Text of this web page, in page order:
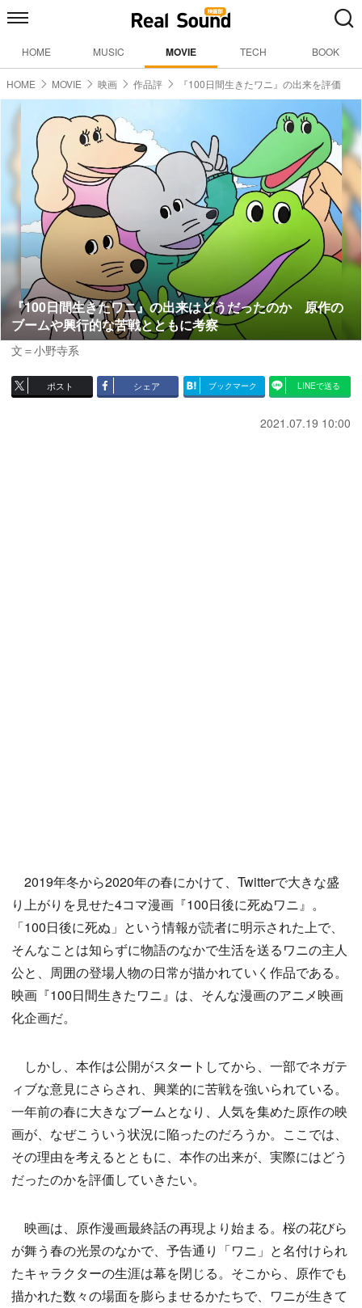
HOME MUSIC MOVIE TECH BOOK
HOME MOVIE 映画 作品評 『100日間生きたワニ』の出来を評価
『100日間生きたワニ』の出来はどうだったのか 原作の
ブームや興行的な苦戦とともに考察
文＝小野寺系
ポスト シェア ブックマーク LINEで送る
2021.07.19 10:00
2019年冬から2020年の春にかけて、Twitterで大きな盛
り上がりを見せた4コマ漫画『100日後に死ぬワニ』。
「100日後に死ぬ」という情報が読者に明示された上で、
そんなことは知らずに物語のなかで生活を送るワニの主人
公と、周囲の登場人物の日常が描かれていく作品である。
映画『100日間生きたワニ』は、そんな漫画のアニメ映画
化企画だ。
しかし、本作は公開がスタートしてから、一部でネガテ
ィブな意見にさらされ、興業的に苦戦を強いられている。
一年前の春に大きなブームとなり、人気を集めた原作の映
画が、なぜこういう状況に陥ったのだろうか。ここでは、
その理由を考えるとともに、本作の出来が、実際にはどう
だったのかを評価していきたい。
映画は、原作漫画最終話の再現より始まる。桜の花びら
が舞う春の光景のなかで、予告通り「ワニ」と名付けられ
たキャラクターの生涯は幕を閉じる。そこから、原作でも
描かれた数々の場面を膨らませるかたちで、ワニが生きて